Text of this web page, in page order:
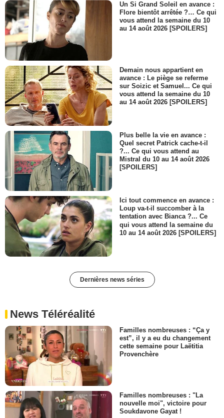
Un Si Grand Soleil en avance :
Flore bientôt arrêtée ?… Ce qui
vous attend la semaine du 10
au 14 août 2026 [SPOILERS]
Demain nous appartient en
avance : Le piège se referme
sur Soizic et Samuel... Ce qui
vous attend la semaine du 10
au 14 août 2026 [SPOILERS]
Plus belle la vie en avance :
Quel secret Patrick cache-t-il
?... Ce qui vous attend au
Mistral du 10 au 14 août 2026
[SPOILERS]
Ici tout commence en avance :
Loup va-t-il succomber à la
tentation avec Bianca ?... Ce
qui vous attend la semaine du
10 au 14 août 2026 [SPOILERS]
Dernières news séries
News Téléréalité
Familles nombreuses : “Ça y
est”, il y a eu du changement
cette semaine pour Laëtitia
Provenchère
Familles nombreuses : "La
nouvelle moi", victoire pour
Soukdavone Gayat !